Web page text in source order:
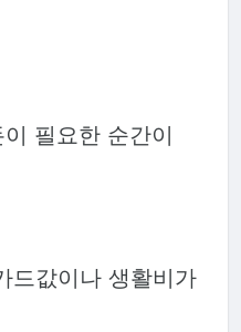
필요한 순간이
드값이나 생활비가